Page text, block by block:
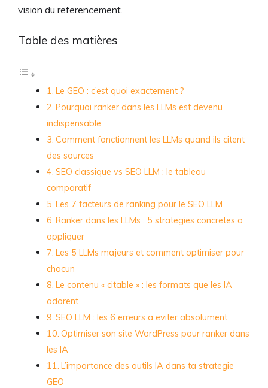
vision du referencement.
Table des matières
Le GEO : c’est quoi exactement ?
Pourquoi ranker dans les LLMs est devenu
indispensable
Comment fonctionnent les LLMs quand ils citent
des sources
SEO classique vs SEO LLM : le tableau
comparatif
Les 7 facteurs de ranking pour le SEO LLM
Ranker dans les LLMs : 5 strategies concretes a
appliquer
Les 5 LLMs majeurs et comment optimiser pour
chacun
Le contenu « citable » : les formats que les IA
adorent
SEO LLM : les 6 erreurs a eviter absolument
Optimiser son site WordPress pour ranker dans
les IA
L’importance des outils IA dans ta strategie
GEO